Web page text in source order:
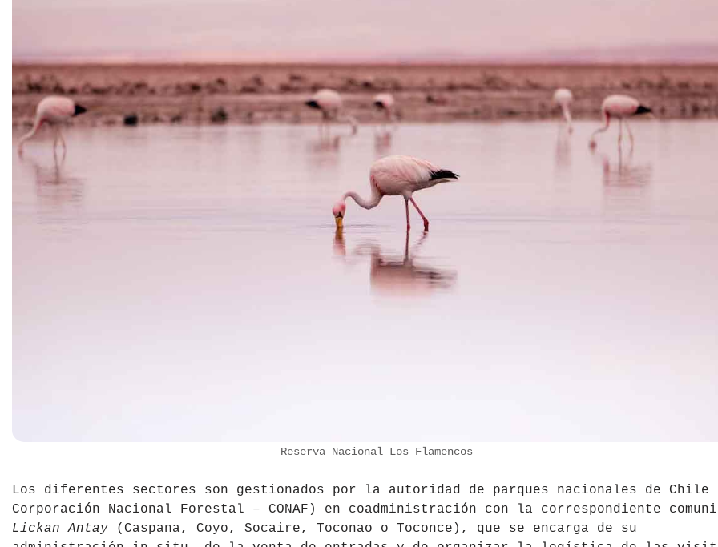
Reserva Nacional Los Flamencos
Los diferentes sectores son gestionados por la autoridad de parques nacionales de
Corporación Nacional Forestal – CONAF) en coadministración con la correspondiente
Lickan Antay (Caspana, Coyo, Socaire, Toconao o Toconce), que se encarga de su